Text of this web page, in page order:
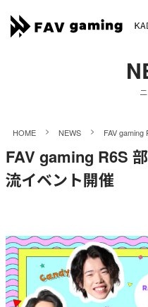
HOME > NEWS > FAV
FAV gaming R6S
流イベント開催